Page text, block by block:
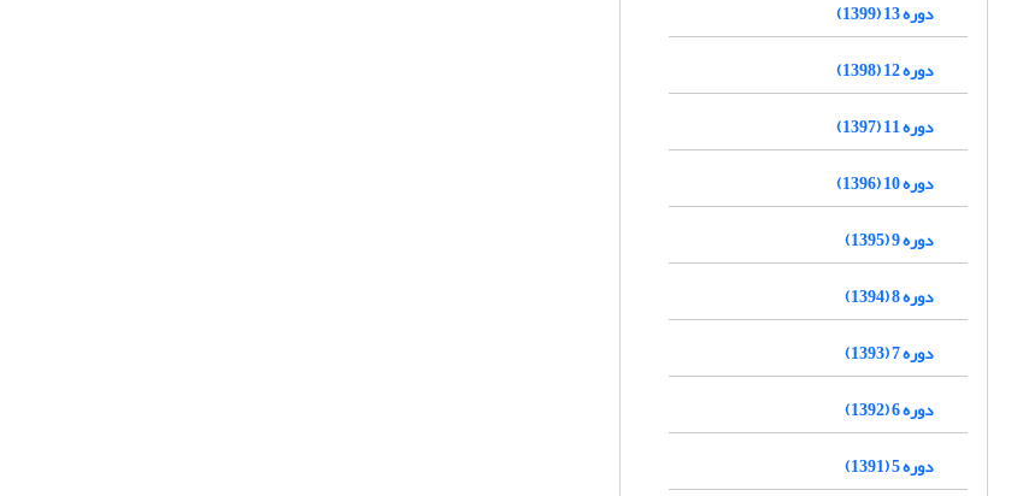
دوره 13 (1399)
دوره 12 (1398)
دوره 11 (1397)
دوره 10 (1396)
دوره 9 (1395)
دوره 8 (1394)
دوره 7 (1393)
دوره 6 (1392)
دوره 5 (1391)